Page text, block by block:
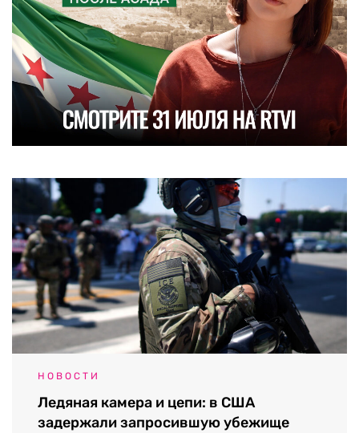
НОВОСТИ
Ледяная камера и цепи: в США
задержали запросившую убежище